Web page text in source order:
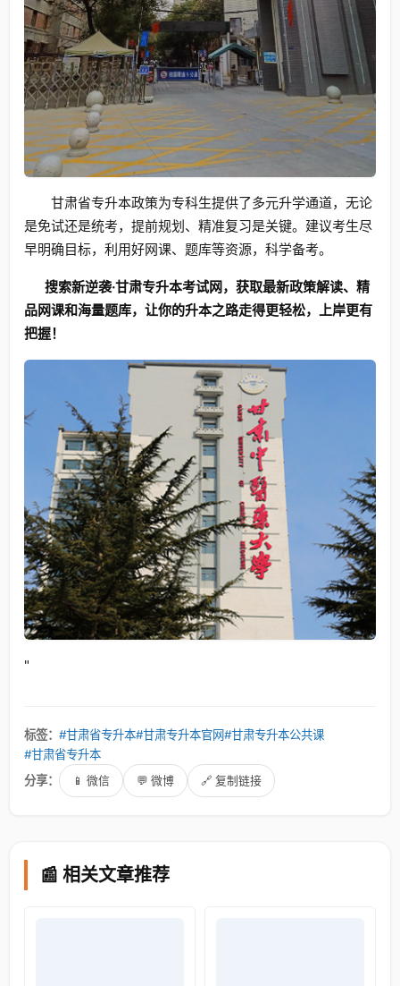
甘肃省专升本政策为专科生提供了多元升学通道，无论
是免试还是统考，提前规划、精准复习是关键。建议考生尽
早明确目标，利用好网课、题库等资源，科学备考。
搜索新逆袭·甘肃专升本考试网，获取最新政策解读、精
品网课和海量题库，让你的升本之路走得更轻松，上岸更有
把握！
"
标签： #甘肃省专升本#甘肃专升本官网#甘肃专升本公共课
#甘肃省专升本
分享：
📱 微信 💬 微博 🔗 复制链接
📰 相关文章推荐